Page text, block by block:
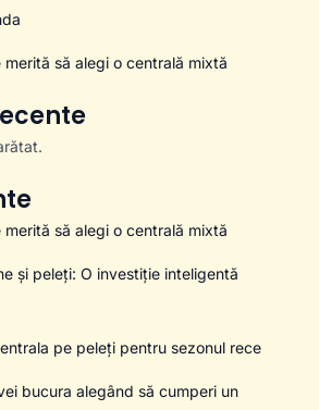
să alegi o centrală mixtă
să alegi o centrală mixtă
și peleți: O investiție inteligentă
pe peleți pentru sezonul rece
bucura alegând să cumperi un